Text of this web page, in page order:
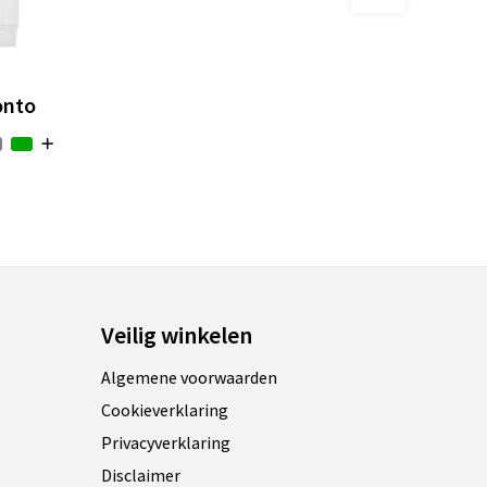
Veilig winkelen
Algemene voorwaarden
Cookieverklaring
Privacyverklaring
Disclaimer